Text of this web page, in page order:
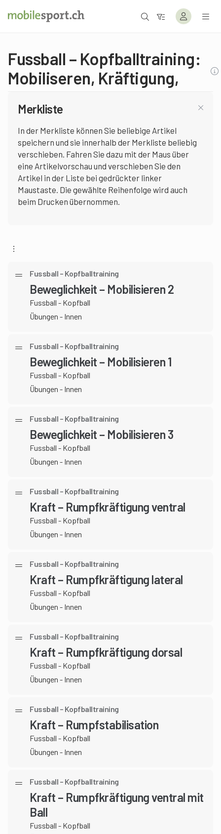
Fussball – Kopfballtraining:
Mobiliseren, Kräftigung,
Merkliste
In der Merkliste können Sie beliebige Artikel
speichern und sie innerhalb der Merkliste beliebig
verschieben. Fahren Sie dazu mit der Maus über
eine Artikelvorschau und verschieben Sie den
Artikel in der Liste bei gedrückter linker
Maustaste. Die gewählte Reihenfolge wird auch
beim Drucken übernommen.
Fussball – Kopfballtraining
Beweglichkeit – Mobilisieren 2
Fussball - Kopfball
Übungen - Innen
Fussball – Kopfballtraining
Beweglichkeit – Mobilisieren 1
Fussball - Kopfball
Übungen - Innen
Fussball – Kopfballtraining
Beweglichkeit – Mobilisieren 3
Fussball - Kopfball
Übungen - Innen
Fussball – Kopfballtraining
Kraft – Rumpfkräftigung ventral
Fussball - Kopfball
Übungen - Innen
Fussball – Kopfballtraining
Kraft – Rumpfkräftigung lateral
Fussball - Kopfball
Übungen - Innen
Fussball – Kopfballtraining
Kraft – Rumpfkräftigung dorsal
Fussball - Kopfball
Übungen - Innen
Fussball – Kopfballtraining
Kraft – Rumpfstabilisation
Fussball - Kopfball
Übungen - Innen
Fussball – Kopfballtraining
Kraft – Rumpfkräftigung ventral mit
Ball
Fussball - Kopfball